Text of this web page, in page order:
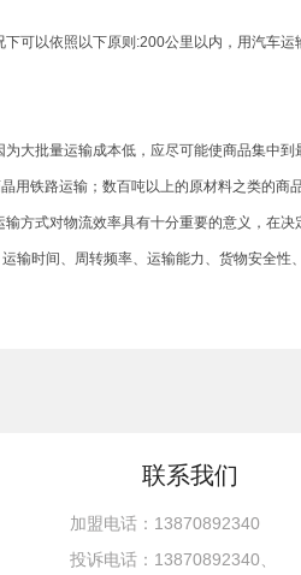
可以依照以下原则:200公里以内，用汽车
大批量运输成本低，应尽可能使商品集中
用铁路运输；数百吨以上的原材料之类的商
方式对物流效率具有十分重要的意义，在
输时间、周转频率、运输能力、货物安全性
联系我们
加盟电话：13870892340
投诉电话：13870892340、